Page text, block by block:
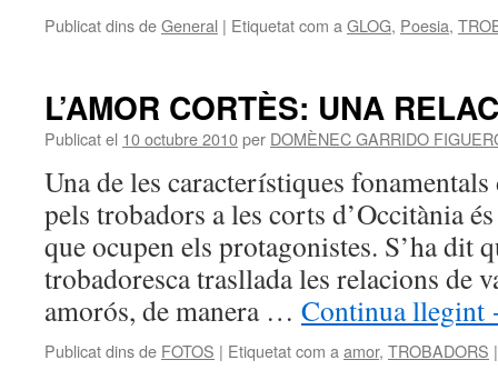
Publicat dins deGeneral | Etiquetat com a GLOG, Poesia,
L’AMOR CORTÈS: UNA
Publicat el 10 octubre 2010per DOMÈNEC GARRIDO
Una de les característiques
pels trobadors a les corts d’Occitània
que ocupen els protagonistes. S’ha dit
trobadoresca trasllada les relacions de
amorós, de manera … Continua llegint
Publicat dins de FOTOS | Etiquetat com a amor, TROBADORS |